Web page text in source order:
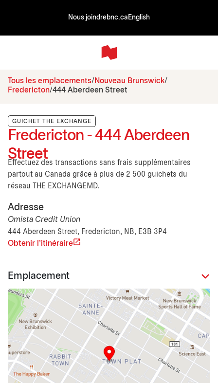
Nous joindrebnc.ca English
Tous les emplacements Nouveau Brunswick
Fredericton 444 Aberdeen Street
GUICHET THE EXCHANGE
Fredericton - 444 Aberdeen
Street
Effectuez des transactions sans frais supplémentaires
partout au Canada grâce à plus de 2 500 guichets du
réseau THE EXCHANGEMD.
Adresse
Omista Credit Union
444 Aberdeen Street, Fredericton, NB, E3B 3P4
Obtenir l'itinéraire
Emplacement